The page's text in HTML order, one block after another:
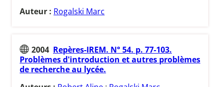
Auteur : Rogalski Marc
2004 Repères-IREM. N° 54. p. 77-103.
Problèmes d'introduction et autres problèmes
de recherche au lycée.